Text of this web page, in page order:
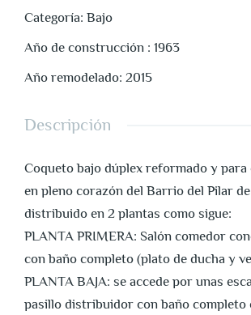
Categoría: Bajo
Año de construcción : 1963
Año remodelado: 2015
Descripción
Coqueto bajo dúplex reformado y
en pleno corazón del Barrio del Pilar
distribuido en 2 plantas como sigue:
PLANTA PRIMERA: Salón comedor
con baño completo (plato de ducha y
PLANTA BAJA: se accede por unas
pasillo distribuidor con baño completo